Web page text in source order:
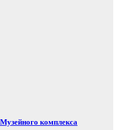
комплекса